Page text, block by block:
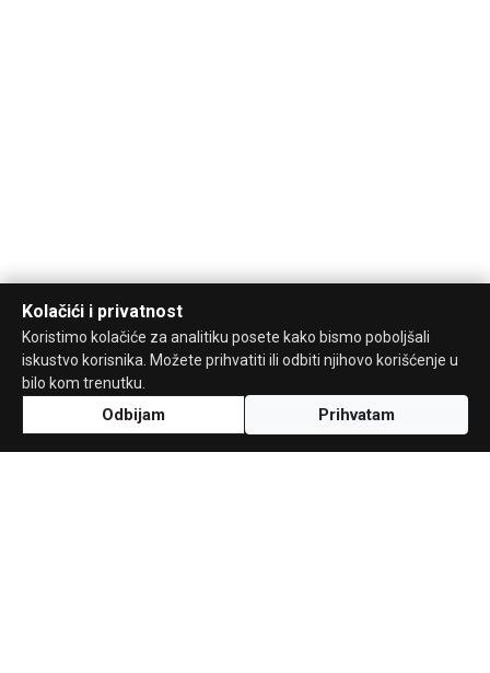
Kolačići i privatnost
Koristimo kolačiće za analitiku posete kako bismo poboljšali
iskustvo korisnika. Možete prihvatiti ili odbiti njihovo korišćenje u
bilo kom trenutku.
Odbijam Prihvatam